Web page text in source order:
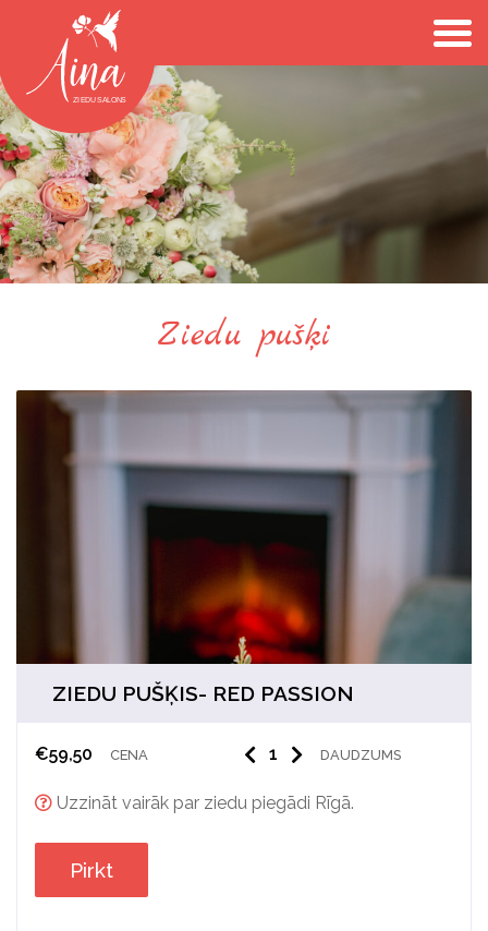
Ziedu pušķi
ZIEDU PUŠĶIS- RED PASSION
€59,50 CENA DAUDZUMS
Uzzināt vairāk par ziedu piegādi Rīgā.
Pirkt